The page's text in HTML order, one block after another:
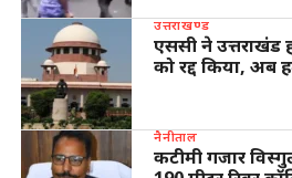
उत्तराखण्ड
एससी ने
को रद्द किया, अब
नैनीताल
कटीमी गजार